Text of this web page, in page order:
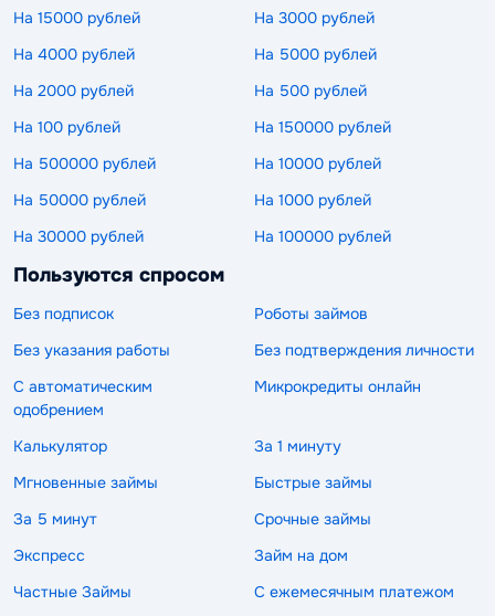
На 15000 рублей
На 3000 рублей
На 4000 рублей
На 5000 рублей
На 2000 рублей
На 500 рублей
На 100 рублей
На 150000 рублей
На 500000 рублей
На 10000 рублей
На 50000 рублей
На 1000 рублей
На 30000 рублей
На 100000 рублей
Пользуются спросом
Без подписок
Роботы займов
Без указания работы
Без подтверждения личности
С автоматическим
одобрением
Микрокредиты онлайн
Калькулятор
За 1 минуту
Мгновенные займы
Быстрые займы
За 5 минут
Срочные займы
Экспресс
Займ на дом
Частные Займы
С ежемесячным платежом